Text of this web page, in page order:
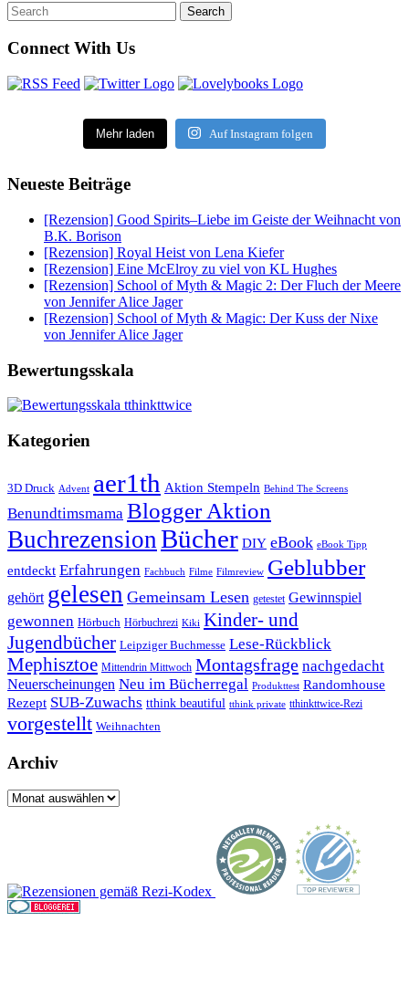
Search
for:
Search
Connect With Us
Mehr laden Auf Instagram folgen
Neueste Beiträge
[Rezension] Good Spirits–Liebe im Geiste der Weihnacht von
B.K. Borison
[Rezension] Royal Heist von Lena Kiefer
[Rezension] Eine McElroy zu viel von KL Hughes
[Rezension] School of Myth & Magic 2: Der Fluch der Meere
von Jennifer Alice Jager
[Rezension] School of Myth & Magic: Der Kuss der Nixe
von Jennifer Alice Jager
Bewertungsskala
Kategorien
3D Druck Advent aer1th Aktion Stempeln Behind The Screens
Benundtimsmama Blogger Aktion
Buchrezension Bücher DIY eBook eBook Tipp
entdeckt Erfahrungen Fachbuch Filme Filmreview Geblubber
gehört gelesen Gemeinsam Lesen getestet Gewinnspiel
gewonnen Hörbuch Hörbuchrezi Kiki Kinder- und
Jugendbücher Leipziger Buchmesse Lese-Rückblick
Mephisztoe Mittendrin Mittwoch Montagsfrage nachgedacht
Neuerscheinungen Neu im Bücherregal Produkttest Randomhouse
Rezept SUB-Zuwachs tthink beautiful tthink private tthinkttwice-Rezi
vorgestellt Weihnachten
Archiv
Archiv